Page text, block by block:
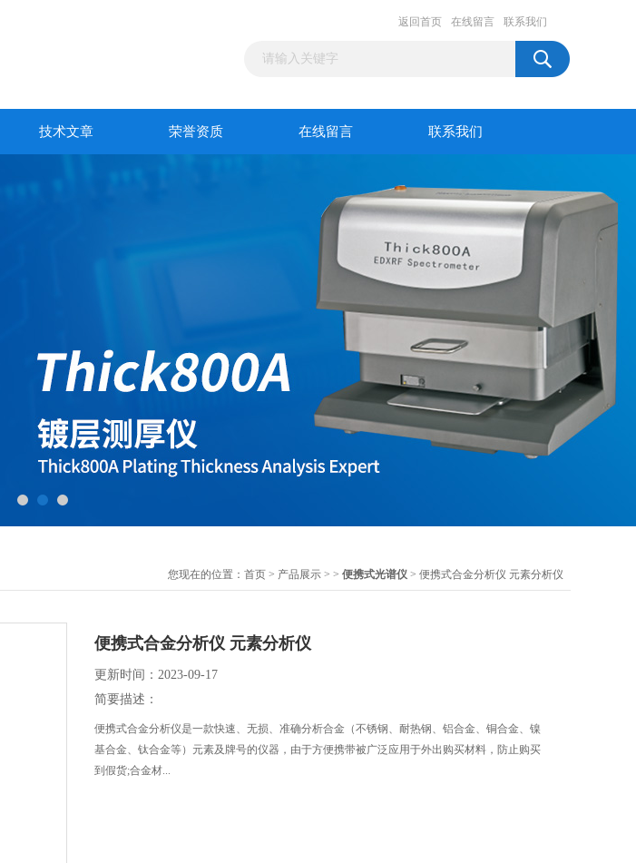
返回首页 在线留言 联系我们
技术文章 荣誉资质 在线留言 联系我们
您现在的位置： 首页 > 产品展示 > > 便携式光谱仪 > 便携式合金分析仪 元素分析仪
便携式合金分析仪 元素分析仪
更新时间：2023-09-17
简要描述：
便携式合金分析仪是一款快速、无损、准确分析合金（不锈钢、耐热钢、铝合金、铜合金、镍
基合金、钛合金等）元素及牌号的仪器，由于方便携带被广泛应用于外出购买材料，防止购买
到假货;合金材...